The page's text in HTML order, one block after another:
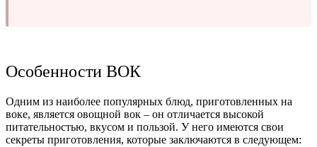
Особенности ВОК
Одним из наиболее популярных блюд, приготовленных на
воке, является овощной вок – он отличается высокой
питательностью, вкусом и пользой. У него имеются свои
секреты приготовления, которые заключаются в следующем: